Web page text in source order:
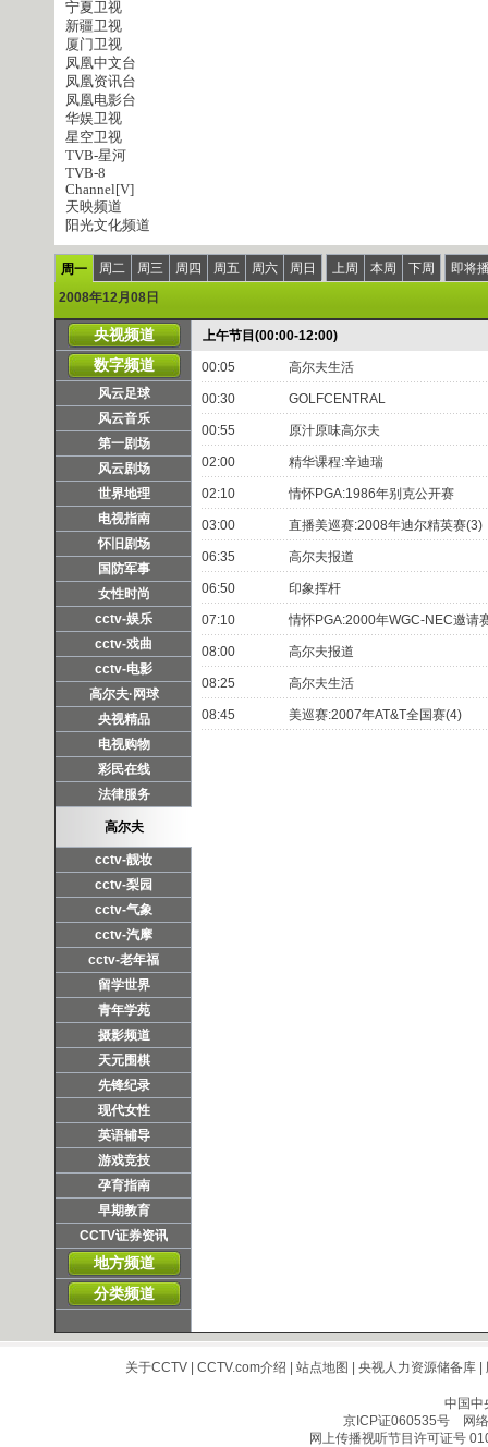
宁夏卫视
新疆卫视
厦门卫视
凤凰中文台
凤凰资讯台
凤凰电影台
华娱卫视
星空卫视
TVB-星河
TVB-8
Channel[V]
天映频道
阳光文化频道
周一 周二 周三 周四 周五 周六 周日 上周 本周 下周
即将
2008年12月08日
央视频道
数字频道
风云足球
风云音乐
第一剧场
风云剧场
世界地理
电视指南
怀旧剧场
国防军事
女性时尚
cctv-娱乐
cctv-戏曲
cctv-电影
高尔夫·网球
央视精品
电视购物
彩民在线
法律服务
高尔夫
cctv-靓妆
cctv-梨园
cctv-气象
cctv-汽摩
cctv-老年福
留学世界
青年学苑
摄影频道
天元围棋
先锋纪录
现代女性
英语辅导
游戏竞技
孕育指南
早期教育
CCTV证券资讯
地方频道
分类频道
上午节目(00:00-12:00)
00:05 高尔夫生活
00:30 GOLFCENTRAL
00:55 原汁原味高尔夫
02:00 精华课程:辛迪瑞
02:10 情怀PGA:1986年别克公开赛
03:00 直播美巡赛:2008年迪尔精英赛(3)
06:35 高尔夫报道
06:50 印象挥杆
07:10 情怀PGA:2000年WGC-NEC邀请
08:00 高尔夫报道
08:25 高尔夫生活
08:45 美巡赛:2007年AT&T全国赛(4)
关于CCTV| CCTV.com介绍 | 站点地图 | 央视人力资源储备库|
中国中
京ICP证060535号网络
网上传播视听节目许可证号